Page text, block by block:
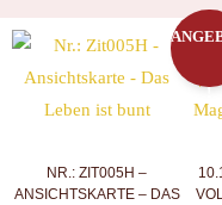
NR.: ZIT005H –
ANSICHTSKARTE – DAS